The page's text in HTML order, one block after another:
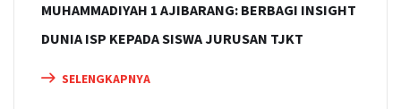
MUHAMMADIYAH 1 AJIBARANG: BERBAGI INSIGHT
DUNIA ISP KEPADA SISWA JURUSAN TJKT
SELENGKAPNYA